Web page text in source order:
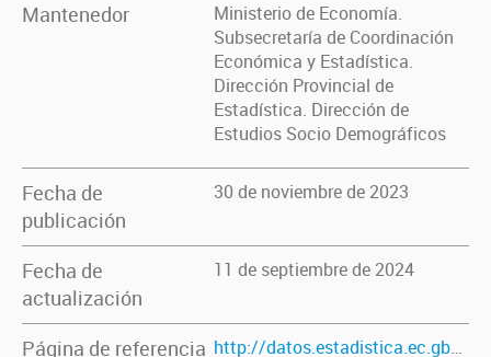
Mantenedor
Ministerio de Economía.
Subsecretaría de Coordinación
Económica y Estadística.
Dirección Provincial de
Estadística. Dirección de
Estudios Socio Demográficos
Fecha de
publicación
30 de noviembre de 2023
Fecha de
actualización
11 de septiembre de 2024
Página de referencia http://datos.estadistica.ec.gba.gov.ar/dataset/caracteristicas-relevantes-de-muertes-violentas-por-razones-de-genero-femicidios